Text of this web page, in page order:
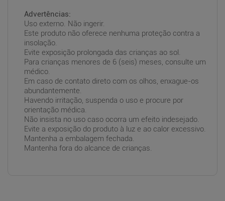
Advertências:
Uso externo. Não ingerir.
Este produto não oferece nenhuma proteção contra a
insolação.
Evite exposição prolongada das crianças ao sol.
Para crianças menores de 6 (seis) meses, consulte um
médico.
Em caso de contato direto com os olhos, enxague-os
abundantemente.
Havendo irritação, suspenda o uso e procure por
orientação médica.
Não insista no uso caso ocorra um efeito indesejado.
Evite a exposição do produto à luz e ao calor excessivo.
Mantenha a embalagem fechada.
Mantenha fora do alcance de crianças.